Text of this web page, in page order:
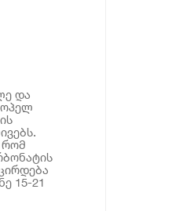
და
რომ
15-21